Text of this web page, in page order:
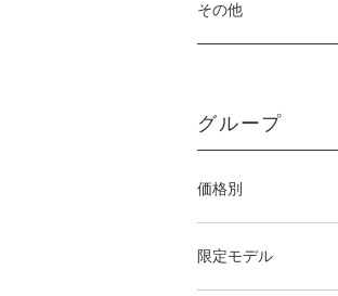
その他
グループ
価格別
限定モデル